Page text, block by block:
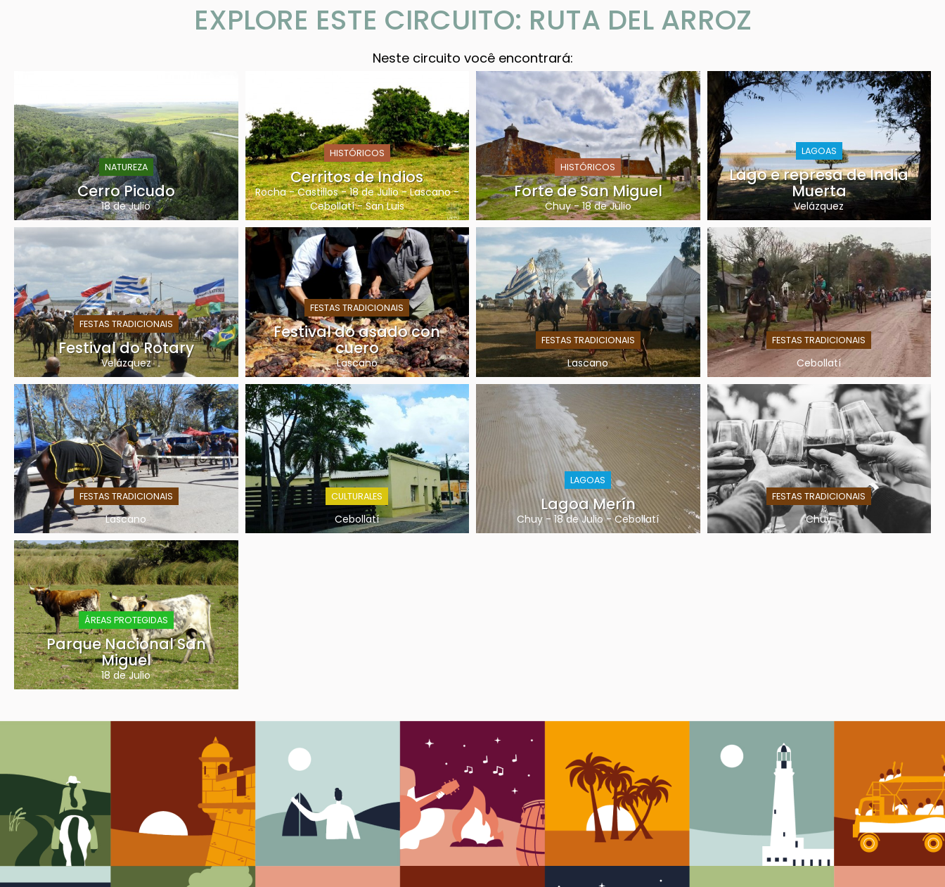
EXPLORE ESTE CIRCUITO: RUTA DEL ARROZ
Neste circuito você encontrará:
NATUREZA
Cerro Picudo
18 de Julio
HISTÓRICOS
Cerritos de Indios
Rocha-Castillos-18 de Julio-Lascano-
Cebollatí-San Luis
HISTÓRICOS
Forte de San Miguel
Chuy-18 de Julio
LAGOAS
Lago e represa de India
Muerta
Velázquez
FESTAS TRADICIONAIS
Festival do Rotary
Velázquez
FESTAS TRADICIONAIS
Festival do asado con
cuero
Lascano
FESTAS TRADICIONAIS
Lascano
FESTAS TRADICIONAIS
Cebollatí
FESTAS TRADICIONAIS
Lascano
CULTURALES
Cebollatí
LAGOAS
Lagoa Merín
Chuy-18 de Julio-Cebollatí
FESTAS TRADICIONAIS
Chuy
ÁREAS PROTEGIDAS
Parque Nacional San
Miguel
18 de Julio